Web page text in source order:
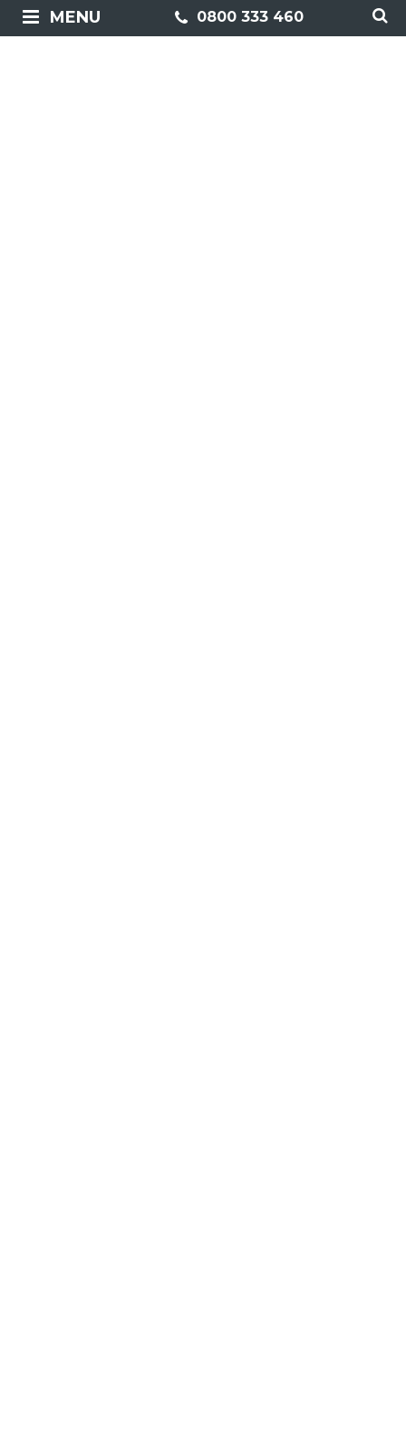
0800 333 460
MENU